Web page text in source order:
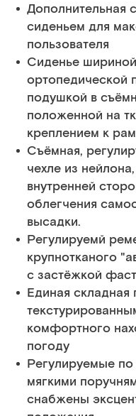
Дополнительная
сиденьем для
пользователя
Сиденье
ортопедической
подушкой в
положенной на
креплением к
Съёмная,
чехле из
внутренней
облегчения
высадки.
Регулируемй
крупнотканого
с застёжкой
Единая
комфортного
погоду
Регулируемые
мягкими
снабжены